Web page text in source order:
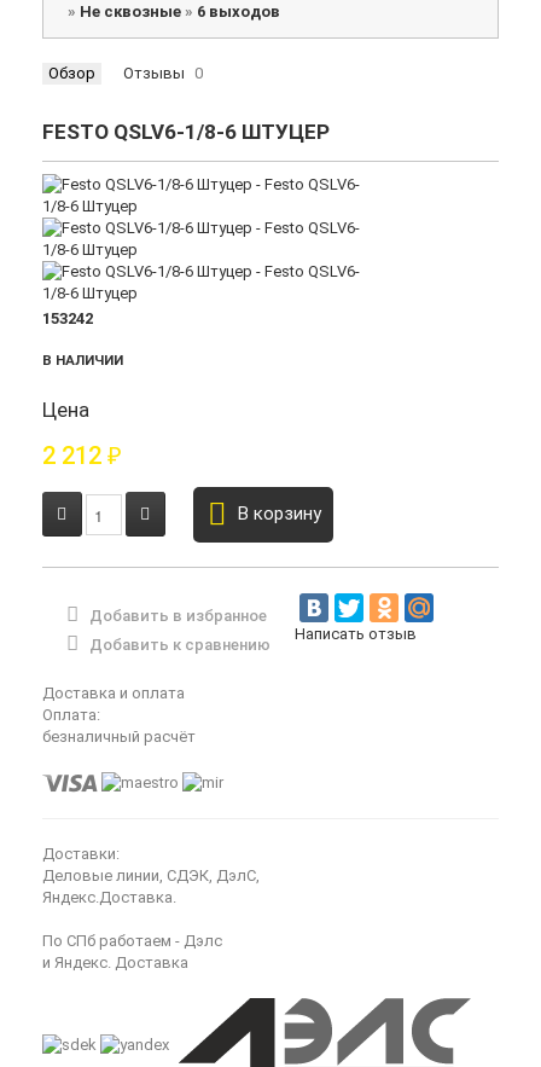
» Не сквозные » 6 выходов
Обзор Отзывы 0
FESTO QSLV6-1/8-6 ШТУЦЕР
153242
В НАЛИЧИИ
Цена
2 212 ₽
В корзину
Добавить в избранное
Добавить к сравнению
Написать отзыв
Доставка и оплата
Оплата:
безналичный расчёт
Доставки:
Деловые линии, СДЭК, ДэлС,
Яндекс.Доставка.
По СПб работаем - Дэлс
и Яндекс. Доставка